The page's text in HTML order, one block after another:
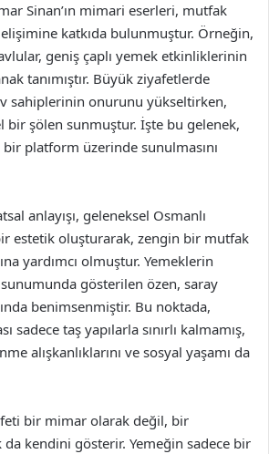
Sinan’ın mimari eserleri, mutfak
katkıda bulunmuştur. Örneğin,
geniş çaplı yemek etkinliklerinin
tanımıştır. Büyük ziyafetlerde
sahiplerinin onurunu yükseltirken,
bir şölen sunmuştur. İşte bu gelenek,
platform üzerinde sunulmasını
anlayışı, geleneksel Osmanlı
estetik oluşturarak, zengin bir mutfak
yardımcı olmuştur. Yemeklerin
sunumunda gösterilen özen, saray
benimsenmiştir. Bu noktada,
sadece taş yapılarla sınırlı kalmamış,
alışkanlıklarını ve sosyal yaşamı da
bir mimar olarak değil, bir
kendini gösterir. Yemeğin sadece bir